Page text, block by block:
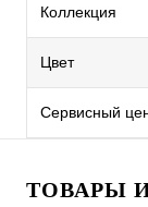
Коллекция
Цвет
Сервисный
ТОВАРЫ